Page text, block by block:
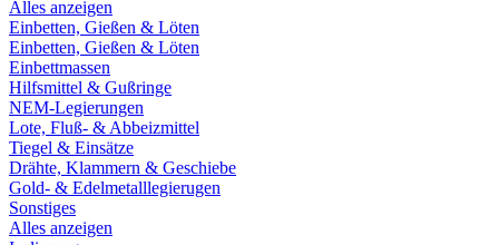
Alles anzeigen
Einbetten, Gießen & Löten
Einbetten, Gießen & Löten
Einbettmassen
Hilfsmittel & Gußringe
NEM-Legierungen
Lote, Fluß- & Abbeizmittel
Tiegel & Einsätze
Drähte, Klammern & Geschiebe
Gold- & Edelmetalllegierugen
Sonstiges
Alles anzeigen